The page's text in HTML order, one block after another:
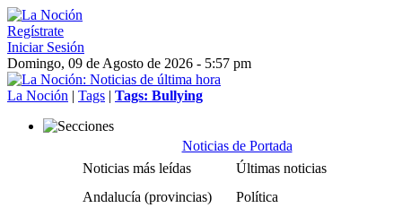
Regístrate
Iniciar Sesión
Domingo, 09 de Agosto de 2026 - 5:57 pm
La Noción | Tags | Tags: Bullying
Noticias de Portada
Noticias más leídas
Últimas noticias
Andalucía (provincias)
Política